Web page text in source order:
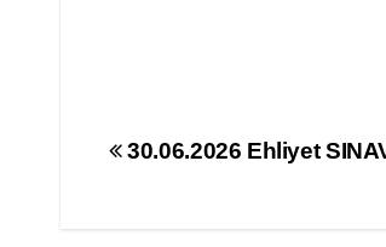
Yazı
30.06.2026 Ehliyet